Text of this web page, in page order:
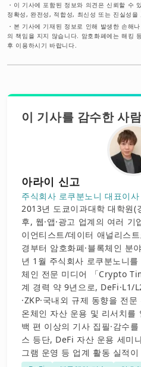
・ 이 기사에 포함된 정보와 의견은 신뢰할 수
정확성, 완전성, 적합성, 최신성 또는 진실성을
・ 본 기사에 기재된 정보로 인해 발생한 손해
의 책임을 지지 않습니다. 암호화폐에는 해킹
후 이용하시기 바랍니다.
이 기사를 감수한 사
아라이 신고
주식회사 로쿠분노니 대표이사
2013년 도쿄이과대학 대학원(
후, 웹·앱·광고 업계의 여러
이언티스트/데이터 애널리스
경부터 암호화폐·블록체인 분
년 1월 주식회사 로쿠분노니
체인 전문 미디어 「Crypto
계 경력 약 9년으로, DeFi·L1/
·ZKP·국내외 규제 동향을 전
온체인 자산 운용 및 리서치를
백 편 이상의 기사 집필·감수
스 등단, DeFi 자산 운용 세미
그램 운영 등 업계 활동 실적